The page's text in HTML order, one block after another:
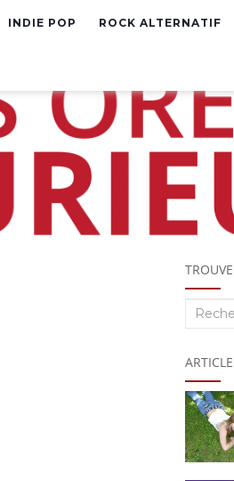
INDIE POP ROCK ALTERNATIF